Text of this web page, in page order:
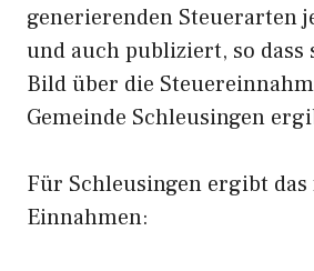
generierenden Steuerarten
und auch publiziert, so dass
Bild über die
Gemeinde Schleusingen
Für Schleusingen ergibt das
Einnahmen: